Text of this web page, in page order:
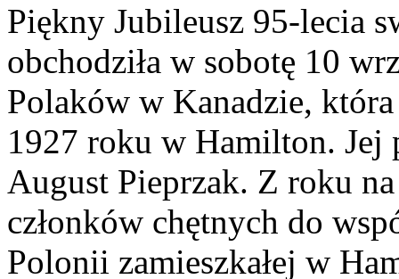
Piękny Jubileusz 95-lecia
obchodziła w sobotę 10
Polaków w Kanadzie, która
1927 roku w Hamilton. Jej
August Pieprzak. Z roku
członków chętnych do
Polonii zamieszkałej w